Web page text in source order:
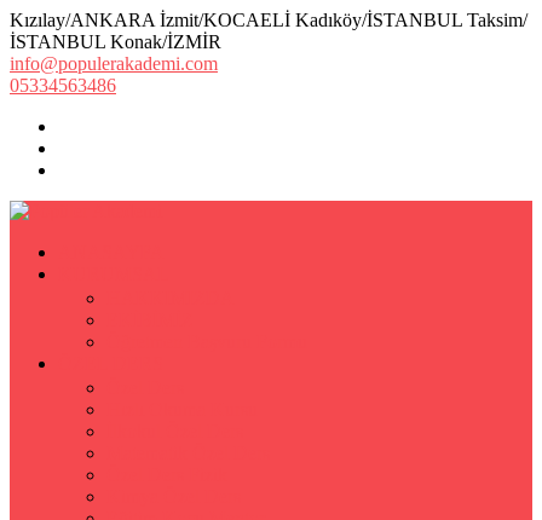
Kızılay/ANKARA İzmit/KOCAELİ Kadıköy/İSTANBUL Taksim/
İSTANBUL Konak/İZMİR
info@populerakademi.com
05334563486